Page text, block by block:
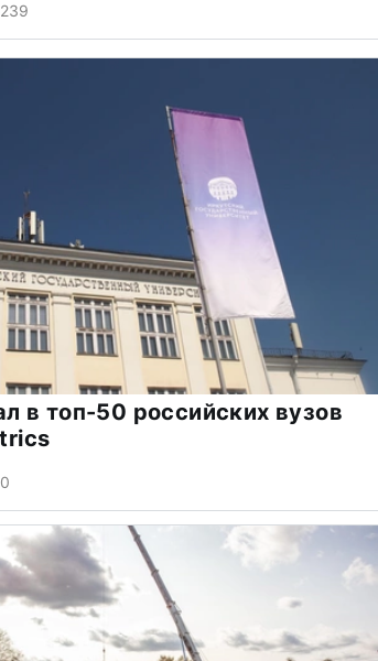
239
в топ-50 российских вузов
0